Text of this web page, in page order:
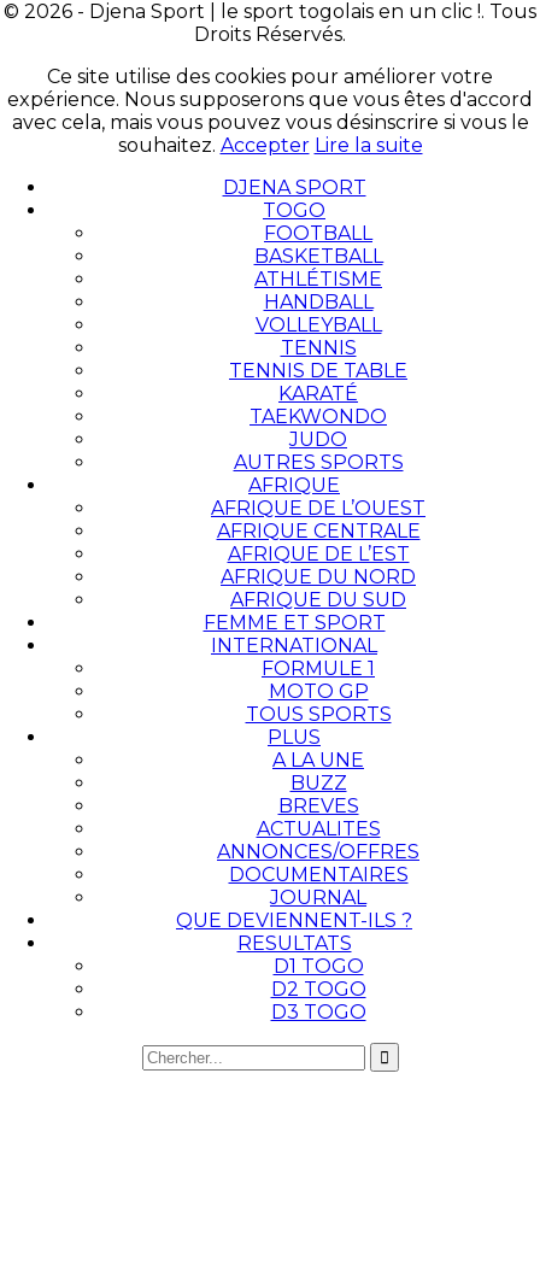
© 2026 - Djena Sport | le sport togolais en un clic !. Tous
Droits Réservés.
Ce site utilise des cookies pour améliorer votre
expérience. Nous supposerons que vous êtes d'accord
avec cela, mais vous pouvez vous désinscrire si vous le
souhaitez. Accepter Lire la suite
DJENA SPORT
TOGO
FOOTBALL
BASKETBALL
ATHLÉTISME
HANDBALL
VOLLEYBALL
TENNIS
TENNIS DE TABLE
KARATÉ
TAEKWONDO
JUDO
AUTRES SPORTS
AFRIQUE
AFRIQUE DE L’OUEST
AFRIQUE CENTRALE
AFRIQUE DE L’EST
AFRIQUE DU NORD
AFRIQUE DU SUD
FEMME ET SPORT
INTERNATIONAL
FORMULE 1
MOTO GP
TOUS SPORTS
PLUS
A LA UNE
BUZZ
BREVES
ACTUALITES
ANNONCES/OFFRES
DOCUMENTAIRES
JOURNAL
QUE DEVIENNENT-ILS ?
RESULTATS
D1 TOGO
D2 TOGO
D3 TOGO